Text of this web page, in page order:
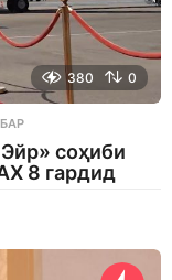
380 0
соҳиби
8 гардид